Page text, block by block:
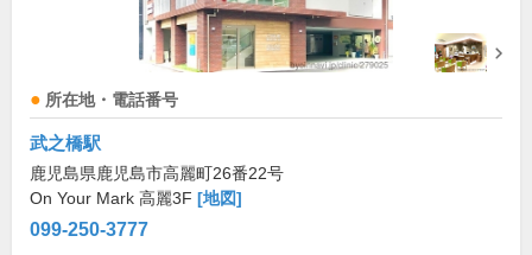
所在地・電話番号
武之橋駅
鹿児島県鹿児島市高麗町26番22号
On Your Mark 高麗3F [地図]
099-250-3777